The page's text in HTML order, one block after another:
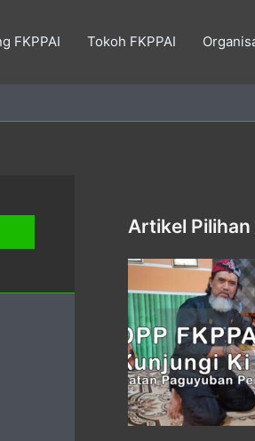
FKPPAI Tokoh FKPPAI
Artikel Pilihan